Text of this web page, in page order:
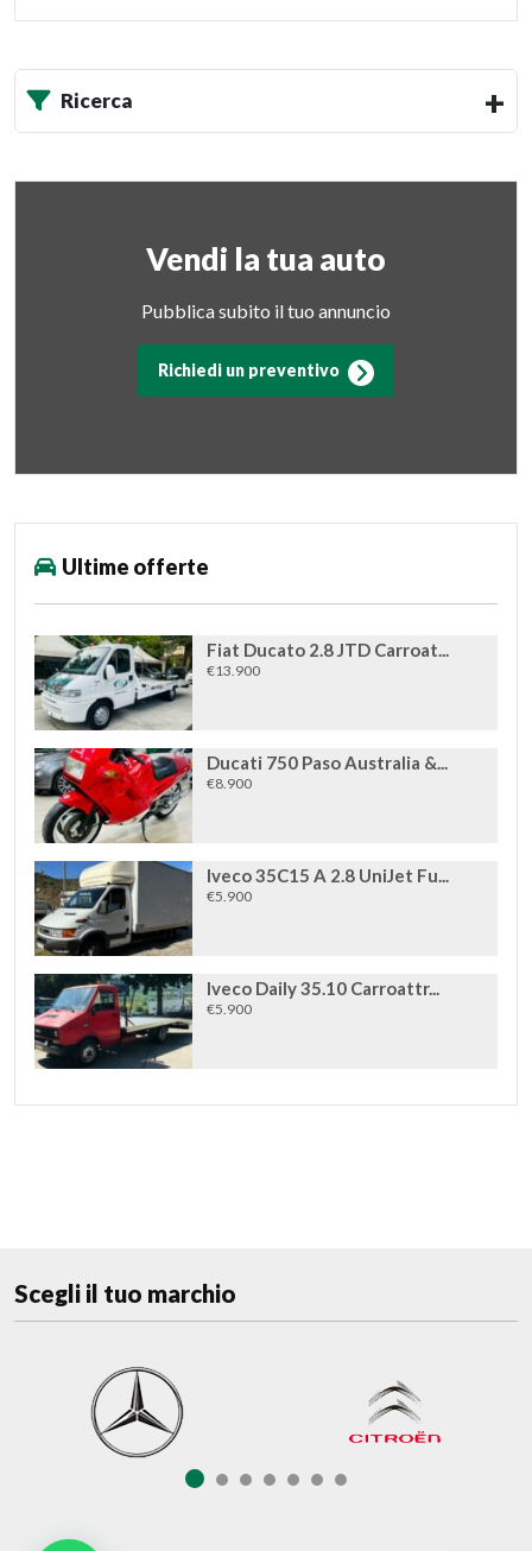
Ricerca
Vendi la tua auto
Pubblica subito il tuo annuncio
Richiedi un preventivo
Ultime offerte
Fiat Ducato 2.8 JTD Carroat...
€13.900
Ducati 750 Paso Australia &...
€8.900
Iveco 35C15 A 2.8 UniJet Fu...
€5.900
Iveco Daily 35.10 Carroattr...
€5.900
Scegli il tuo marchio